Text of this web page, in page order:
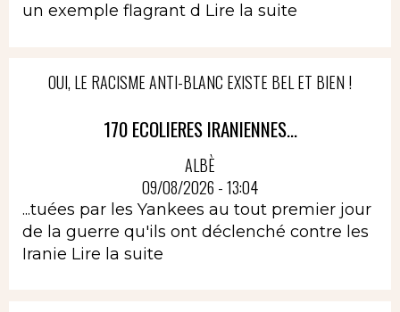
un exemple flagrant d Lire la suite
OUI, LE RACISME ANTI-BLANC EXISTE BEL ET BIEN !
170 ECOLIERES IRANIENNES...
ALBÈ
09/08/2026 - 13:04
...tuées par les Yankees au tout premier jour
de la guerre qu'ils ont déclenché contre les
Iranie Lire la suite